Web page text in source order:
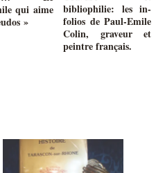
qui aime
»
bibliophilie: les in-
folios de Paul-Emile
Colin, graveur et
peintre français.